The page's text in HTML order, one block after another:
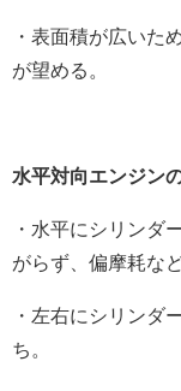
・表面積が広いた
が望める。
水平対向エンジン
・水平にシリンダ
がらず、偏摩耗な
・左右にシリンダ
ち。